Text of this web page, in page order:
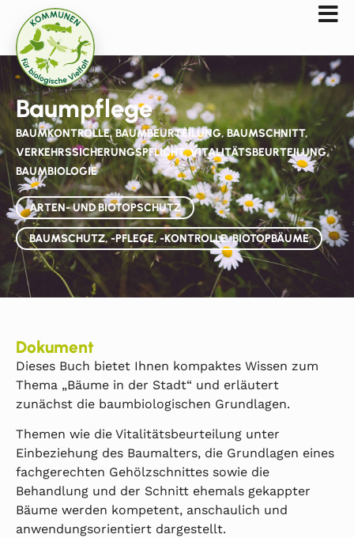
Baumpflege
BAUMKONTROLLE, BAUMBEURTEILUNG, BAUMSCHNITT,
VERKEHRSSICHERUNGSPFLICHT, VITALITÄTSBEURTEILUNG,
BAUMBIOLOGIE
ARTEN- UND BIOTOPSCHUTZ
BAUMSCHUTZ, -PFLEGE, -KONTROLLE, BIOTOPBÄUME
Dokument
Dieses Buch bietet Ihnen kompaktes Wissen zum
Thema „Bäume in der Stadt“ und erläutert
zunächst die baumbiologischen Grundlagen.
Themen wie die Vitalitätsbeurteilung unter
Einbeziehung des Baumalters, die Grundlagen eines
fachgerechten Gehölzschnittes sowie die
Behandlung und der Schnitt ehemals gekappter
Bäume werden kompetent, anschaulich und
anwendungsorientiert dargestellt.